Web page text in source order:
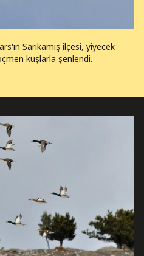
Sarıkamış ilçesi, yiyecek
kuşlarla şenlendi.